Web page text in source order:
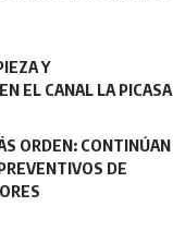
Y
EL CANAL LA PICASA
ORDEN: CONTINÚAN
DE